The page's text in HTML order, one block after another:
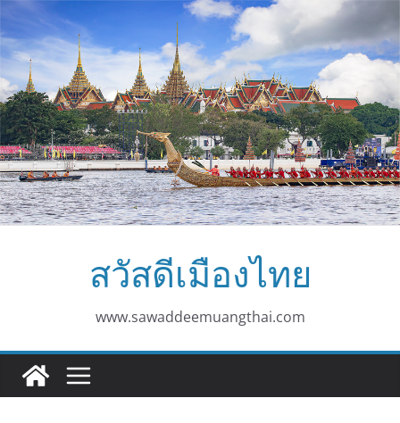
Skip
to
content
สวัสดีเมืองไทย
www.sawaddeemuangthai.com